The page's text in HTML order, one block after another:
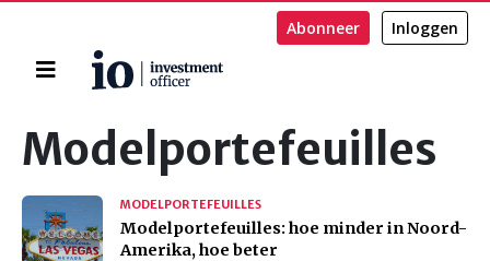
Home
Abonneer Inloggen
Modelportefeuilles
MODELPORTEFEUILLES
Modelportefeuilles: hoe minder in Noord-
Amerika, hoe beter